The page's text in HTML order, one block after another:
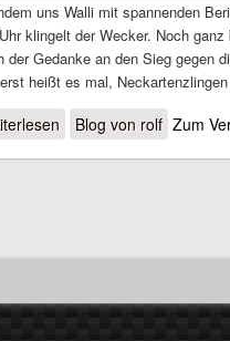
uns Walli mit spannenden
klingelt der Wecker. Noch
der Gedanke an den Sieg gegen
heißt es mal,
über Jetzt sind auch
Blog von rolf Zum